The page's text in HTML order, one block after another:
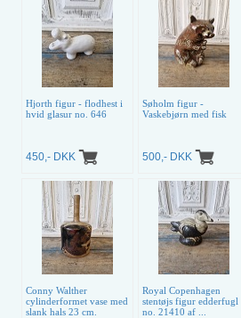
Hjorth figur - flodhest i
hvid glasur no. 646
450,- DKK
Søholm figur -
Vaskebjørn med fisk
500,- DKK
Conny Walther
cylinderformet vase med
slank hals 23 cm.
Royal Copenhagen
stentøjs figur edderfugl
no. 21410 af ...